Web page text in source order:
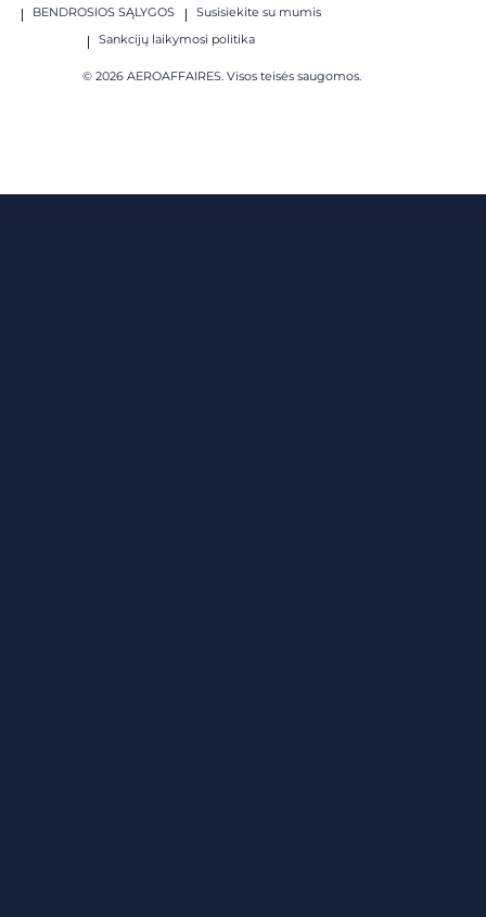
BENDROSIOS SĄLYGOS
Susisiekite su mumis
Sankcijų laikymosi politika
© 2026 AEROAFFAIRES. Visos teisės saugomos.